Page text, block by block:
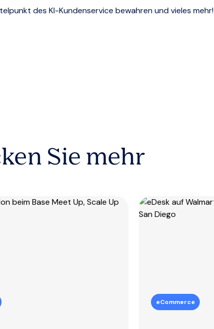
des KI-Kundenservice bewahren und vieles mehr!
Sie mehr
eCommerce